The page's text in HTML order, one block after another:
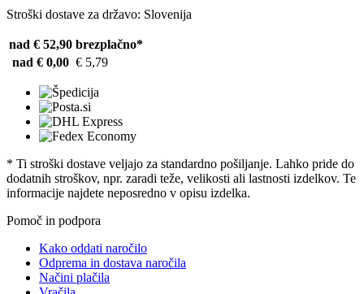
Stroški dostave za državo: Slovenija
nad € 52,90 brezplačno*
nad € 0,00 € 5,79
* Ti stroški dostave veljajo za standardno pošiljanje. Lahko pride do
dodatnih stroškov, npr. zaradi teže, velikosti ali lastnosti izdelkov. Te
informacije najdete neposredno v opisu izdelka.
Pomoč in podpora
Kako oddati naročilo
Odprema in dostava naročila
Načini plačila